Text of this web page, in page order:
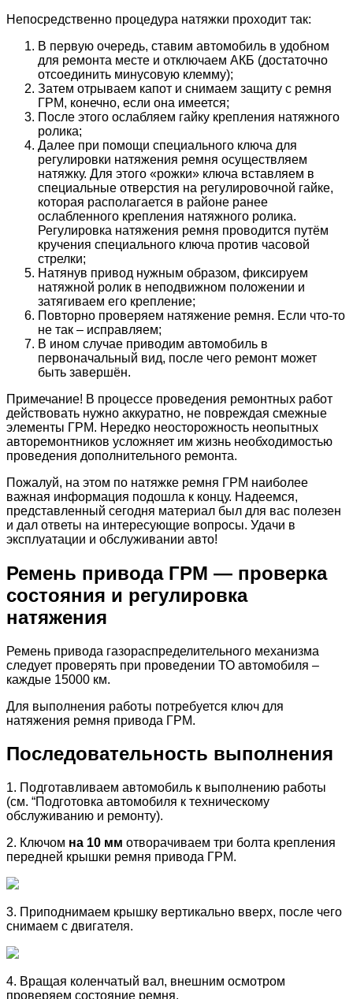
Непосредственно процедура натяжки проходит так:
В первую очередь, ставим автомобиль в удобном
для ремонта месте и отключаем АКБ (достаточно
отсоединить минусовую клемму);
Затем отрываем капот и снимаем защиту с ремня
ГРМ, конечно, если она имеется;
После этого ослабляем гайку крепления натяжного
ролика;
Далее при помощи специального ключа для
регулировки натяжения ремня осуществляем
натяжку. Для этого «рожки» ключа вставляем в
специальные отверстия на регулировочной гайке,
которая располагается в районе ранее
ослабленного крепления натяжного ролика.
Регулировка натяжения ремня проводится путём
кручения специального ключа против часовой
стрелки;
Натянув привод нужным образом, фиксируем
натяжной ролик в неподвижном положении и
затягиваем его крепление;
Повторно проверяем натяжение ремня. Если что-то
не так – исправляем;
В ином случае приводим автомобиль в
первоначальный вид, после чего ремонт может
быть завершён.
Примечание! В процессе проведения ремонтных работ
действовать нужно аккуратно, не повреждая смежные
элементы ГРМ. Нередко неосторожность неопытных
авторемонтников усложняет им жизнь необходимостью
проведения дополнительного ремонта.
Пожалуй, на этом по натяжке ремня ГРМ наиболее
важная информация подошла к концу. Надеемся,
представленный сегодня материал был для вас полезен
и дал ответы на интересующие вопросы. Удачи в
эксплуатации и обслуживании авто!
Ремень привода ГРМ — проверка
состояния и регулировка
натяжения
Ремень привода газораспределительного механизма
следует проверять при проведении ТО автомобиля –
каждые 15000 км.
Для выполнения работы потребуется ключ для
натяжения ремня привода ГРМ.
Последовательность выполнения
1. Подготавливаем автомобиль к выполнению работы
(см. “Подготовка автомобиля к техническому
обслуживанию и ремонту).
2. Ключом на 10 мм отворачиваем три болта крепления
передней крышки ремня привода ГРМ.
3. Приподнимаем крышку вертикально вверх, после чего
снимаем с двигателя.
4. Вращая коленчатый вал, внешним осмотром
проверяем состояние ремня.